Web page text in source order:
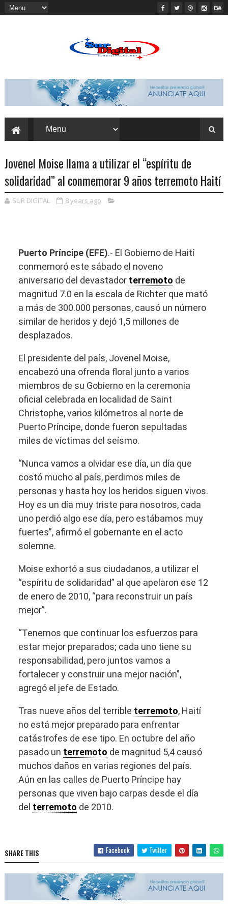
Jovenel Moise llama a utilizar el “espíritu de
solidaridad” al conmemorar 9 años terremoto Haití
SUR DIGITAL 8 years ago
Puerto Príncipe (EFE).- El Gobierno de Haití
conmemoró este sábado el noveno
aniversario del devastador terremoto de
magnitud 7.0 en la escala de Richter que mató
a más de 300.000 personas, causó un número
similar de heridos y dejó 1,5 millones de
desplazados.
El presidente del país, Jovenel Moise,
encabezó una ofrenda floral junto a varios
miembros de su Gobierno en la ceremonia
oficial celebrada en localidad de Saint
Christophe, varios kilómetros al norte de
Puerto Príncipe, donde fueron sepultadas
miles de víctimas del seísmo.
“Nunca vamos a olvidar ese día, un día que
costó mucho al país, perdimos miles de
personas y hasta hoy los heridos siguen vivos.
Hoy es un día muy triste para nosotros, cada
uno perdió algo ese día, pero estábamos muy
fuertes”, afirmó el gobernante en el acto
solemne.
Moise exhortó a sus ciudadanos, a utilizar el
“espíritu de solidaridad” al que apelaron ese 12
de enero de 2010, “para reconstruir un país
mejor”.
“Tenemos que continuar los esfuerzos para
estar mejor preparados; cada uno tiene su
responsabilidad, pero juntos vamos a
fortalecer y construir una mejor nación”,
agregó el jefe de Estado.
Tras nueve años del terrible terremoto, Haití
no está mejor preparado para enfrentar
catástrofes de ese tipo. En octubre del año
pasado un terremoto de magnitud 5,4 causó
muchos daños en varias regiones del país.
Aún en las calles de Puerto Príncipe hay
personas que viven bajo carpas desde el día
del terremoto de 2010.
SHARE THIS Facebook Twitter